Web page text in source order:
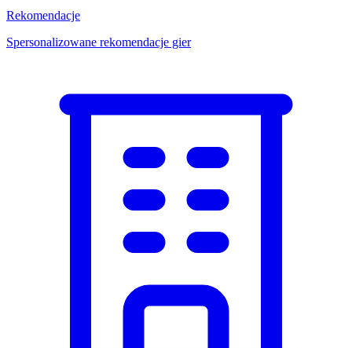
Rekomendacje
Spersonalizowane rekomendacje gier